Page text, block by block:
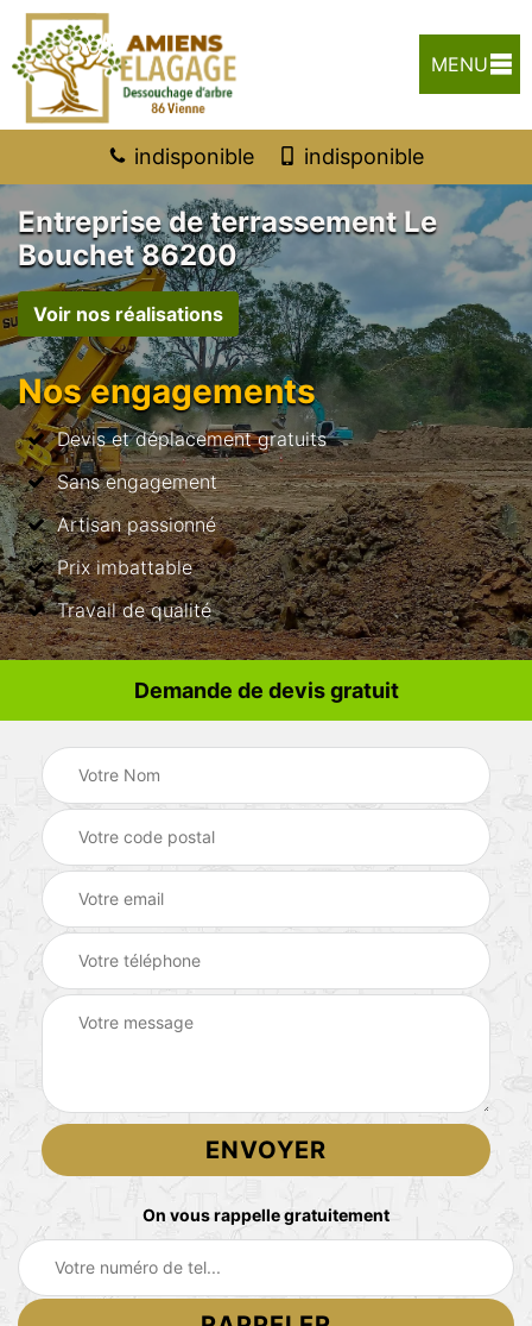
MENU
indisponible indisponible
Entreprise de terrassement Le
Bouchet 86200
Voir nos réalisations
Nos engagements
Devis et déplacement gratuits
Sans engagement
Artisan passionné
Prix imbattable
Travail de qualité
Demande de devis gratuit
On vous rappelle gratuitement